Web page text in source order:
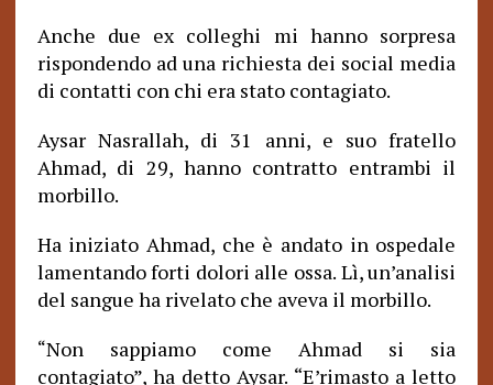
Anche due ex colleghi mi hanno sorpresa
rispondendo ad una richiesta dei social media
di contatti con chi era stato contagiato.
Aysar Nasrallah, di 31 anni, e suo fratello
Ahmad, di 29, hanno contratto entrambi il
morbillo.
Ha iniziato Ahmad, che è andato in ospedale
lamentando forti dolori alle ossa. Lì, un’analisi
del sangue ha rivelato che aveva il morbillo.
“Non sappiamo come Ahmad si sia
contagiato”, ha detto Aysar. “E’rimasto a letto